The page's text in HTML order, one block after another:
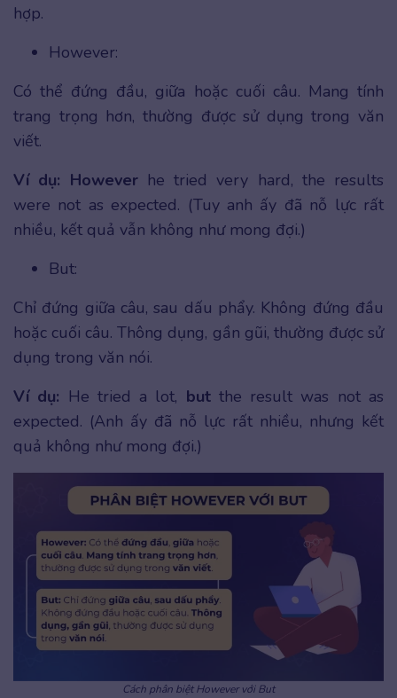
hợp.
However:
Có thể đứng đầu, giữa hoặc cuối câu. Mang tính
trang trọng hơn, thường được sử dụng trong văn
viết.
Ví dụ: Howeverhe tried very hard, the results
were not as expected. (Tuy anh ấy đã nỗ lực rất
nhiều, kết quả vẫn không như mong đợi.)
But:
Chỉ đứng giữa câu, sau dấu phẩy. Không đứng đầu
hoặc cuối câu. Thông dụng, gần gũi, thường được sử
dụng trong văn nói.
Ví dụ: He tried a lot, butthe result was not as
expected. (Anh ấy đã nỗ lực rất nhiều, nhưng kết
quả không như mong đợi.)
Cách phân biệt However với But